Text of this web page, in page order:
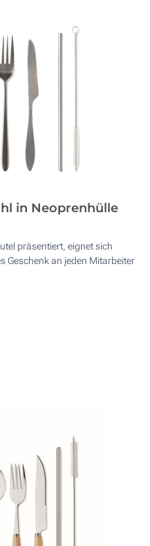
in Neoprenhülle
präsentiert, eignet sich
Geschenk an jeden Mitarbeiter